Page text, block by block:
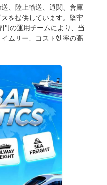
、陸上輸送、通関、倉庫
を提供しています。堅牢
の運用チームにより、当
ムリー、コスト効率の高